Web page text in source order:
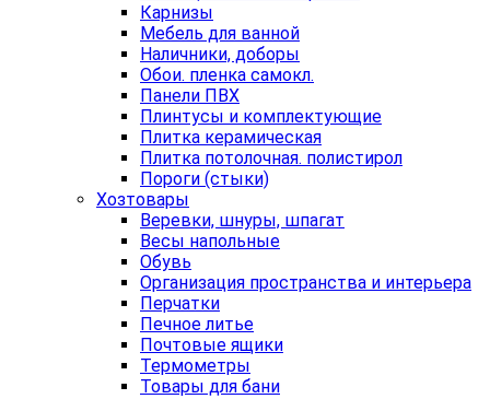
Карнизы
Мебель для ванной
Наличники, доборы
Обои. пленка самокл.
Панели ПВХ
Плинтусы и комплектующие
Плитка керамическая
Плитка потолочная. полистирол
Пороги (стыки)
Хозтовары
Веревки, шнуры, шпагат
Весы напольные
Обувь
Организация пространства и интерьера
Перчатки
Печное литье
Почтовые ящики
Термометры
Товары для бани